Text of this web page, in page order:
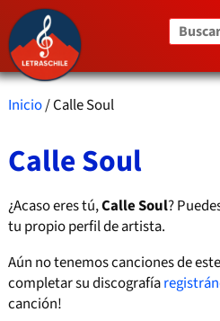
Inicio/ Calle Soul
Calle Soul
¿Acaso eres tú,Calle Soul?
tu propio perfil de artista.
Aún no tenemos canciones de
completar su discografía
canción!